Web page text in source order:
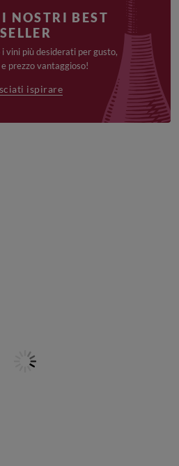
NOSTRI BEST
SELLER
i vini più desiderati per gusto,
prezzo vantaggioso!
ispirare